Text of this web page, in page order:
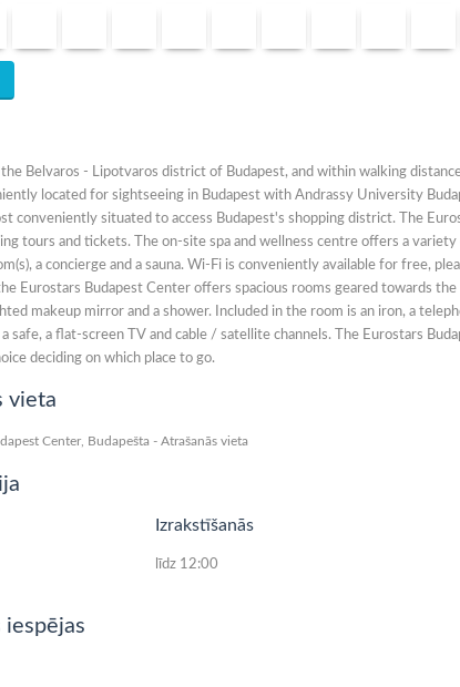
the Belvaros - Lipotvaros district of Budapest, and within walking
located for sightseeing in Budapest with Andrassy University
conveniently situated to access Budapest's shopping district. The
tours and tickets. The on-site spa and wellness centre offers a
a concierge and a sauna. Wi-Fi is conveniently available for free,
Eurostars Budapest Center offers spacious rooms geared towards
makeup mirror and a shower. Included in the room is an iron, a
safe, a flat-screen TV and cable / satellite channels. The Eurostars
deciding on which place to go.
vieta
Izrakstīšanās
līdz 12:00
iespējas